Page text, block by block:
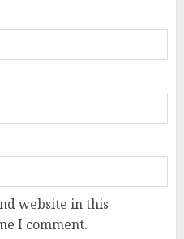
website in this
I comment.